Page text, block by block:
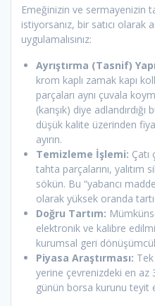
Emeğinizin ve sermayenizin
istiyorsanız, bir satıcı olarak
uygulamalısınız:
Ayrıştırma (Tasnif)
krom kaplı zamak kapı
parçaları aynı çuvala
(karışık) diye
düşük kalite üzerinden
ayırın.
Temizleme İşlemi: Çatı
tahta parçalarını, yalıtım
sökün. Bu “yabancı
olarak yüksek oranda
Doğru Tartım:
elektronik ve kalibre
kurumsal geri
Piyasa Araştırması:
yerine çevrenizdeki en az
günün borsa kurunu teyit